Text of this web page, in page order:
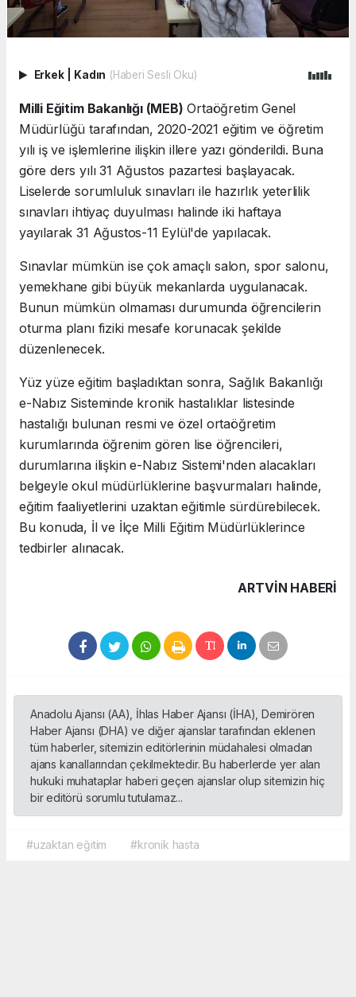
Erkek Kadın (Haberi Sesli Oku)
Milli Eğitim Bakanlığı (MEB) Ortaöğretim Genel
Müdürlüğü tarafından, 2020-2021 eğitim ve öğretim
yılı iş ve işlemlerine ilişkin illere yazı gönderildi. Buna
göre ders yılı 31 Ağustos pazartesi başlayacak.
Liselerde sorumluluk sınavları ile hazırlık yeterlilik
sınavları ihtiyaç duyulması halinde iki haftaya
yayılarak 31 Ağustos-11 Eylül'de yapılacak.
Sınavlar mümkün ise çok amaçlı salon, spor salonu,
yemekhane gibi büyük mekanlarda uygulanacak.
Bunun mümkün olmaması durumunda öğrencilerin
oturma planı fiziki mesafe korunacak şekilde
düzenlenecek.
Yüz yüze eğitim başladıktan sonra, Sağlık Bakanlığı
e-Nabız Sisteminde kronik hastalıklar listesinde
hastalığı bulunan resmi ve özel ortaöğretim
kurumlarında öğrenim gören lise öğrencileri,
durumlarına ilişkin e-Nabız Sistemi'nden alacakları
belgeyle okul müdürlüklerine başvurmaları halinde,
eğitim faaliyetlerini uzaktan eğitimle sürdürebilecek.
Bu konuda, İl ve İlçe Milli Eğitim Müdürlüklerince
tedbirler alınacak.
ARTVIN HABERİ
Anadolu Ajansı (AA), İhlas Haber Ajansı (İHA), Demirören
Haber Ajansı (DHA) ve diğer ajanslar tarafından eklenen
tüm haberler, sitemizin editörlerinin müdahalesi olmadan
ajans kanallarından çekilmektedir. Bu haberlerde yer alan
hukuki muhataplar haberi geçen ajanslar olup sitemizin hiç
bir editörü sorumlu tutulamaz...
#uzaktan eğitim #kronik hasta